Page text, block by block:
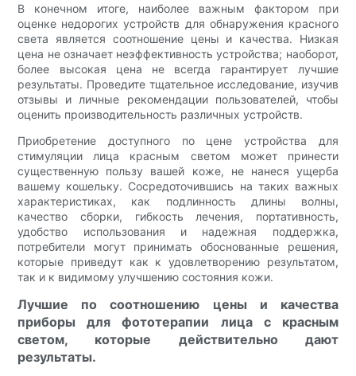
В конечном итоге, наиболее важным фактором при
оценке недорогих устройств для обнаружения красного
света является соотношение цены и качества. Низкая
цена не означает неэффективность устройства; наоборот,
более высокая цена не всегда гарантирует лучшие
результаты. Проведите тщательное исследование, изучив
отзывы и личные рекомендации пользователей, чтобы
оценить производительность различных устройств.
Приобретение доступного по цене устройства для
стимуляции лица красным светом может принести
существенную пользу вашей коже, не нанеся ущерба
вашему кошельку. Сосредоточившись на таких важных
характеристиках, как подлинность длины волны,
качество сборки, гибкость лечения, портативность,
удобство использования и надежная поддержка,
потребители могут принимать обоснованные решения,
которые приведут как к удовлетворению результатом,
так и к видимому улучшению состояния кожи.
Лучшие по соотношению цены и качества
приборы для фототерапии лица с красным
светом, которые действительно дают
результаты.